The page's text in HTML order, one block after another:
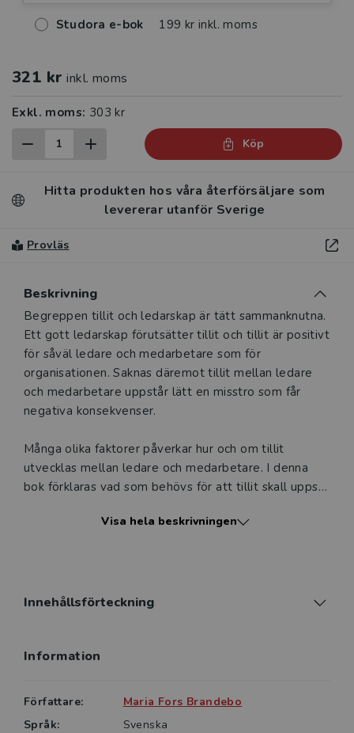
Studora e-bok 199 kr inkl. moms
321 kr inkl. moms
Exkl. moms: 303 kr
Köp
Hitta produkten hos våra återförsäljare som
levererar utanför Sverige
Provläs
Beskrivning
Beskrivning
Begreppen tillit och ledarskap är tätt sammanknutna.
Ett gott ledarskap förutsätter tillit och tillit är positivt
för såväl ledare och medarbetare som för
organisationen. Saknas däremot tillit mellan ledare
och medarbetare uppstår lätt en misstro som får
negativa konsekvenser.
Många olika faktorer påverkar hur och om tillit
utvecklas mellan ledare och medarbetare. I denna
bok förklaras vad som behövs för att tillit skall uppstå
öka tilliten. Teorier om tillit varvas med
behövs för att skapa tillit i förhållande till
Tillitsskapande ledarskap vänder sig dock inte bara
stöd för att öka kunskapen generellt om hur man kan
Visa hela beskrivningen
Innehållsförteckning
Information
Författare:
Maria Fors Brandebo
Språk:
Svenska